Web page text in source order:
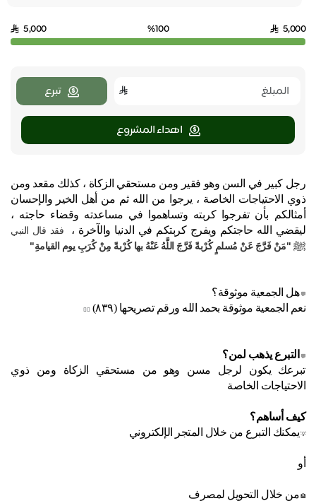
5,000
%100
5,000
تبرع
اهداء المشروع
رجل كبير في السن وهو فقير ومن مستحقي الزكاة ، كذلك مقعد ومن
ذوي الاحتياجات الخاصة ، يرجوا من الله ثم من أهل الخير والإحسان
أمثالكم بأن تفرجوا كربته وتساهموا في مساعدته وقضاء حاجته ،
ليقضي الله حاجتكم ويفرج كربتكم في الدنيا والآخرة ،
فقد قال النبي
ﷺ "مَنْ فَرَّجَ عَنْ مُسلمٍ كُرْبةً فَرَّجَ اللَّهُ عَنْهُ بها كُرْبةً مِنْ كُرَبِ يوم القيامةِ"
💬هل الجمعية موثوقة؟
نعم الجمعية موثوقة بحمد الله ورقم تصريحها (٨٣٩)
👍🏼
💬
التبرع يذهب لمن؟
تبرعك يكون لرجل مسن وهو من مستحقي الزكاة ومن ذوي
الاحتياجات الخاصة
كيف أساهم؟
💡 يمكنك التبرع من خلال المتجر الإلكتروني
أو
🏦 من خلال التحويل لمصرف